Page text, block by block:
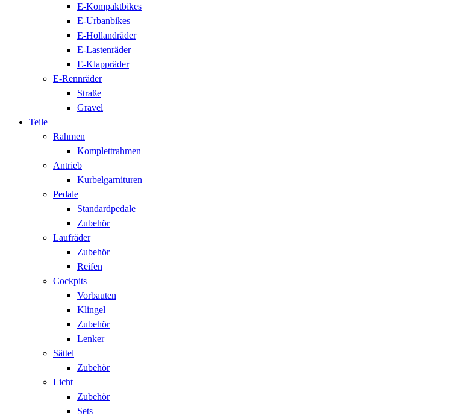
E-Kompaktbikes
E-Urbanbikes
E-Hollandräder
E-Lastenräder
E-Klappräder
E-Rennräder
Straße
Gravel
Teile
Rahmen
Komplettrahmen
Antrieb
Kurbelgarnituren
Pedale
Standardpedale
Zubehör
Laufräder
Zubehör
Reifen
Cockpits
Vorbauten
Klingel
Zubehör
Lenker
Sättel
Zubehör
Licht
Zubehör
Sets